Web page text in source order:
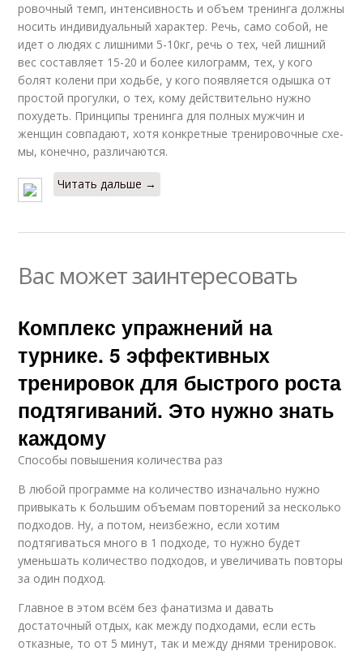
ро­воч­ный темп, интенсивность и объем тренинга должны
носить индивидуальный ха­рак­тер. Речь, са­мо со­бой, не
идет о людях с лишними 5-10кг, речь о тех, чей лишний
вес сос­тав­ля­ет 15-20 и бо­лее килограмм, тех, у кого
болят колени при ходьбе, у кого по­яв­ля­ет­ся одыш­ка от
простой прогулки, о тех, кому действительно нужно
похудеть. Прин­ци­пы тре­нин­га для полных мужчин и
женщин совпадают, хотя конкретные тре­ни­ро­воч­ные схе­
мы, ко­неч­но, раз­ли­ча­ют­ся.
Читать дальше →
Вас может заинтересовать
Комплекс упражнений на
турнике. 5 эффективных
тренировок для быстрого роста
подтягиваний. Это нужно знать
каждому
Способы повышения количества раз
В любой программе на количество изначально нужно
привыкать к большим объемам повторений за несколько
подходов. Ну, а потом, неизбежно, если хотим
подтягиваться много в 1 подходе, то нужно будет
уменьшать количество подходов, и увеличивать повторы
за один подход.
Главное в этом всём без фанатизма и давать
достаточный отдых, как между подходами, если есть
отказные, то от 5 минут, так и между днями тренировок.